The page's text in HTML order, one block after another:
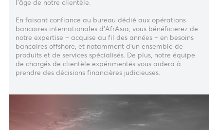
paix financier. Stabilité et bonne gouvernance, rapidité
approfondie des lois et règlements sont ainsi des
clés de succès – et cela quels que soient les revenus ou
l'âge de notre clientèle.
En faisant confiance au bureau dédié aux opérations
bancaires internationales d'AfrAsia, vous bénéficierez
bancaires offshore, et notamment d’un ensemble de
produits et de services spécialisés. De plus, notre équipe
de chargés de clientèle expérimentés vous aidera à
prendre des décisions financières judicieuses.